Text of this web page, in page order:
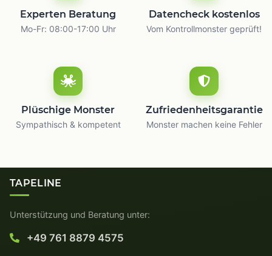
Experten Beratung
Mo-Fr: 08:00-17:00 Uhr
Datencheck kostenlos
Vom Kontrollmonster geprüft!
Plüschige Monster
Sympathisch & kompetent
Zufriedenheitsgarantie
Monster machen keine Fehler
TAPELINE
Unterstützung und Beratung unter:
+49 761 8879 4575